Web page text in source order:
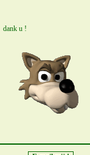
dank u !